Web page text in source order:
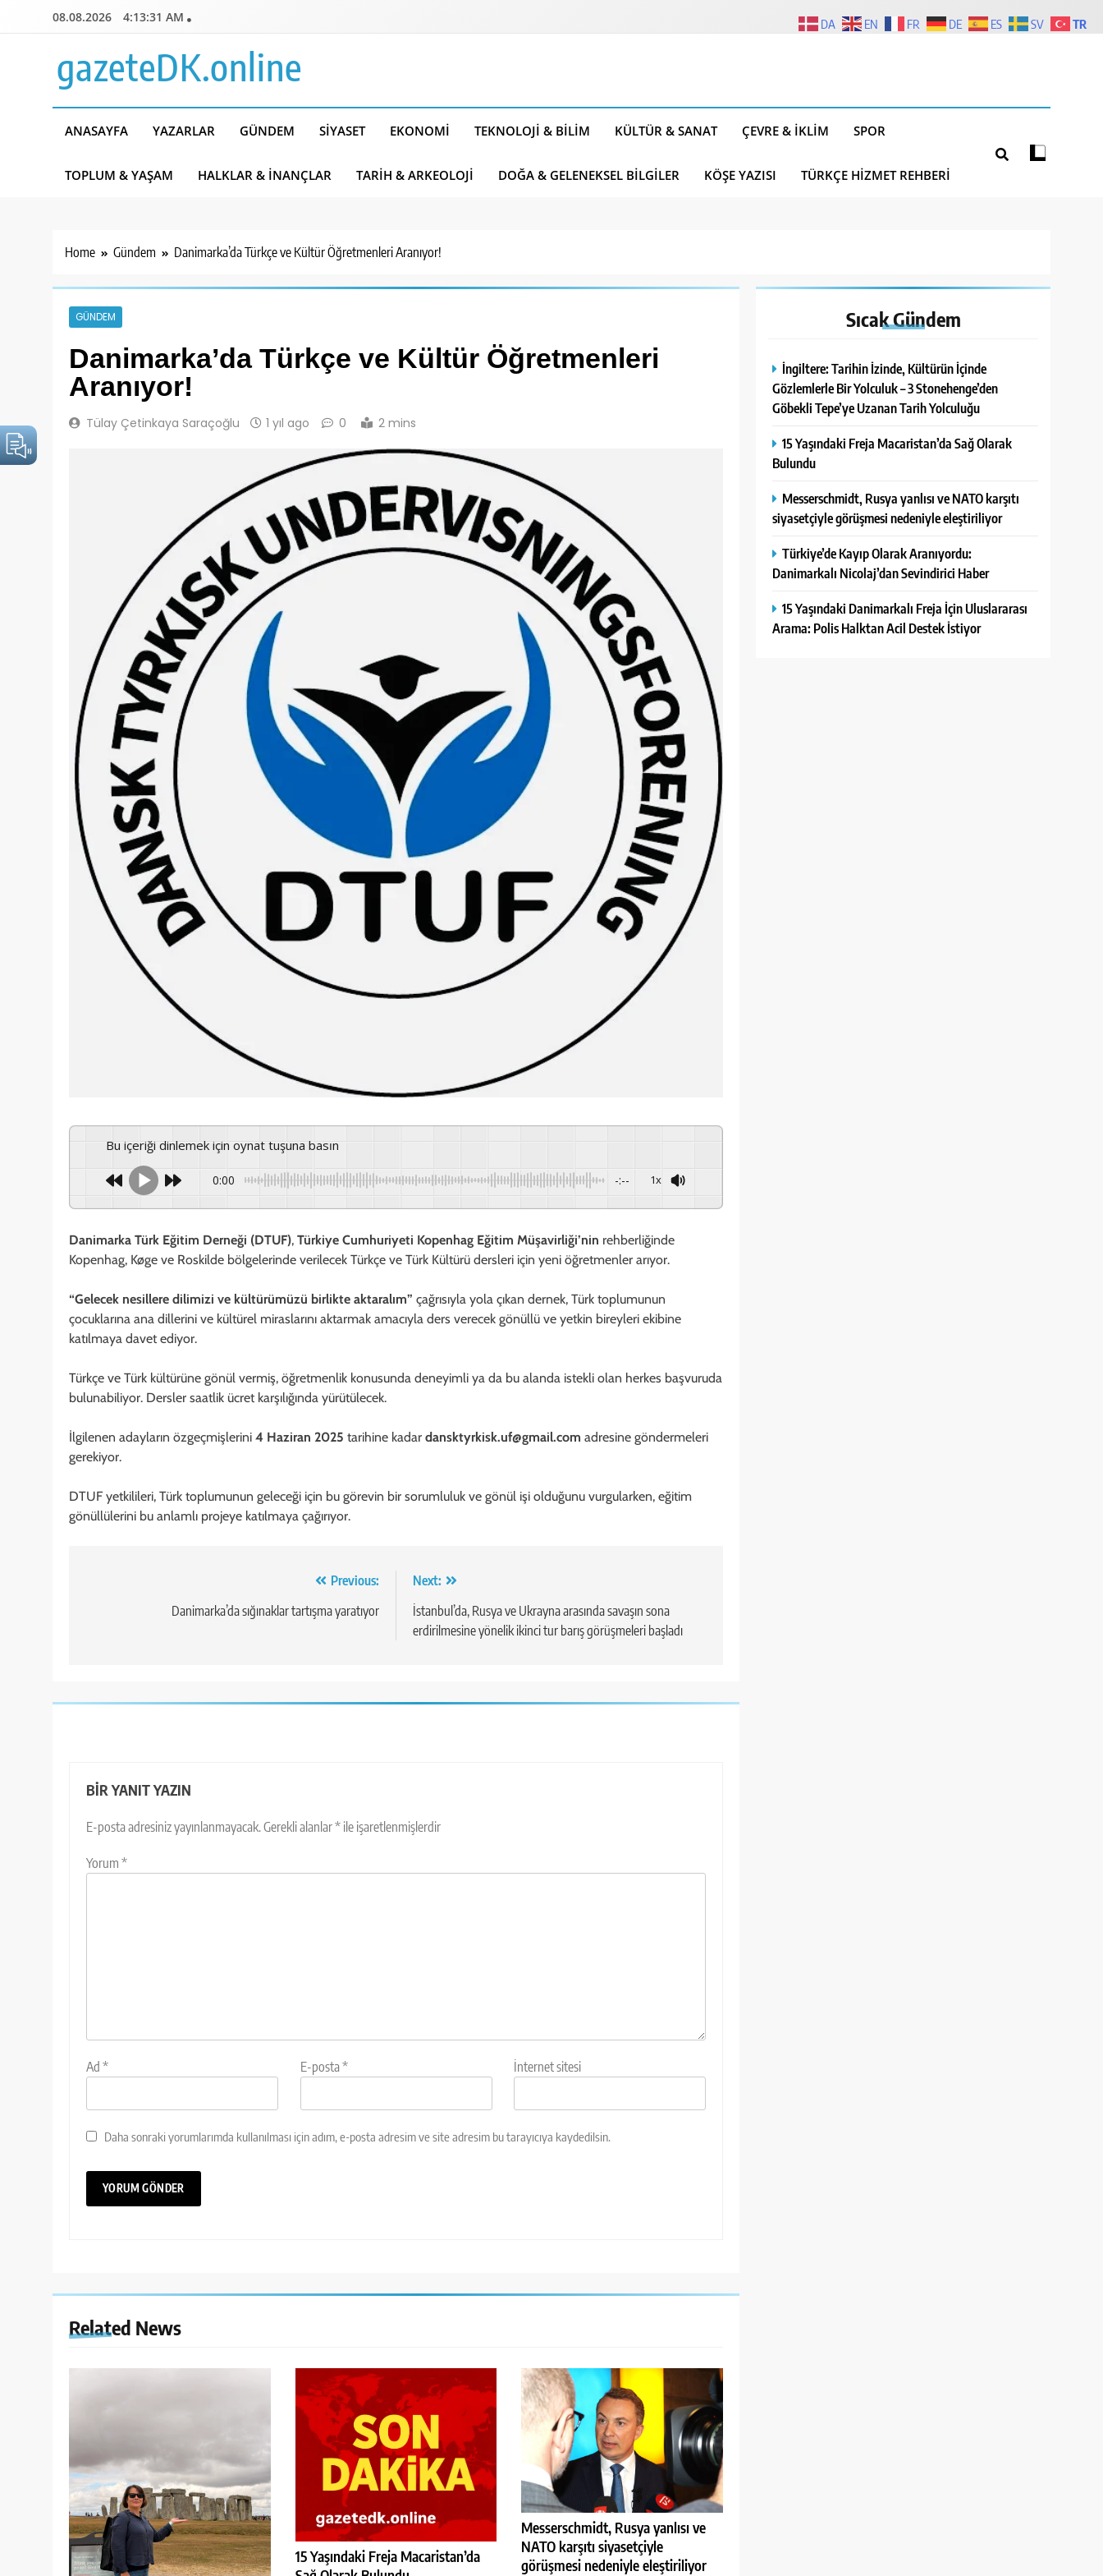
08.08.2026 4:13:32 AM
gazeteDK.online
ANASAYFA YAZARLAR GÜNDEM SIYASET EKONOMI TEKNOLOJI & BILIM KÜLTÜR & SANAT ÇEVRE & İKLIM SPOR
TOPLUM & YAŞAM HALKLAR & İNANÇLAR TARIH & ARKEOLOJI DOĞA & GELENEKSEL BILGILER KÖŞE YAZISI TÜRKÇE HIZMET REHBERI
Home Gündem Danimarka’da Türkçe ve Kültür Öğretmenleri Aranıyor!
GÜNDEM
Danimarka’da Türkçe ve Kültür Öğretmenleri
Aranıyor!
Tülay Çetinkaya Saraçoğlu 1 yıl ago 0 2 mins
Bu içeriği dinlemek için oynat tuşuna basın
0:00 -:-- 1x
Danimarka Türk Eğitim Derneği (DTUF), Türkiye Cumhuriyeti Kopenhag Eğitim Müşavirliği’nin rehberliğinde
Kopenhag, Køge ve Roskilde bölgelerinde verilecek Türkçe ve Türk Kültürü dersleri için yeni öğretmenler arıyor.
“Gelecek nesillere dilimizi ve kültürümüzü birlikte aktaralım” çağrısıyla yola çıkan dernek, Türk toplumunun
çocuklarına ana dillerini ve kültürel miraslarını aktarmak amacıyla ders verecek gönüllü ve yetkin bireyleri ekibine
katılmaya davet ediyor.
Türkçe ve Türk kültürüne gönül vermiş, öğretmenlik konusunda deneyimli ya da bu alanda istekli olan herkes başvuruda
bulunabiliyor. Dersler saatlik ücret karşılığında yürütülecek.
İlgilenen adayların özgeçmişlerini 4 Haziran 2025 tarihine kadar dansktyrkisk.uf@gmail.com adresine göndermeleri
gerekiyor.
DTUF yetkilileri, Türk toplumunun geleceği için bu görevin bir sorumluluk ve gönül işi olduğunu vurgularken, eğitim
gönüllülerini bu anlamlı projeye katılmaya çağırıyor.
Previous:
Danimarka’da sığınaklar tartışma yaratıyor
Next:
İstanbul’da, Rusya ve Ukrayna arasında savaşın sona
erdirilmesine yönelik ikinci tur barış görüşmeleri başladı
BIR YANIT YAZIN
E-posta adresiniz yayınlanmayacak.Gerekli alanlar* ile işaretlenmişlerdir
Yorum *
Ad * E-posta* İnternet sitesi
Daha sonraki yorumlarımda kullanılması için adım, e-posta adresim ve site adresim bu tarayıcıya kaydedilsin.
Related News
15 Yaşındaki Freja Macaristan’da
Messerschmidt, Rusya yanlısı ve
NATO karşıtı siyasetçiyle
görüşmesi nedeniyle eleştiriliyor
SıcakGündem
İngiltere: Tarihin İzinde, Kültürün İçinde
Gözlemlerle Bir Yolculuk – 3 Stonehenge’den
Göbekli Tepe’ye Uzanan Tarih Yolculuğu
15 Yaşındaki Freja Macaristan’da Sağ Olarak
Bulundu
Messerschmidt, Rusya yanlısı ve NATO karşıtı
siyasetçiyle görüşmesi nedeniyle eleştiriliyor
Türkiye’de Kayıp Olarak Aranıyordu:
Danimarkalı Nicolaj’dan Sevindirici Haber
15 Yaşındaki Danimarkalı Freja İçin Uluslararası
Arama: Polis Halktan Acil Destek İstiyor
DA EN FR DE ES SV TR